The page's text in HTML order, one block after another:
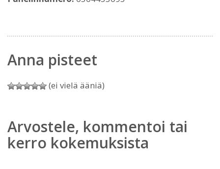
Anna pisteet
(ei vielä ääniä)
Arvostele, kommentoi tai
kerro kokemuksista